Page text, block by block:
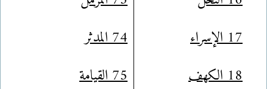
17 الإسراء
18 الكهف
74 المدثر
75 القيامة